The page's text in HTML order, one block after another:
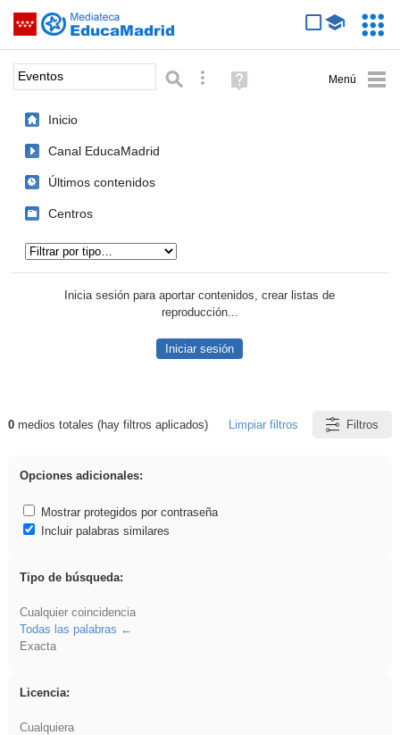
Saltar navegación
Palabra o frase: Búsqueda avanzada
Ayuda
(en
Inicio
Canal EducaMadrid
Últimos contenidos
Centros
Inicia sesión para aportar contenidos, crear listas de
reproducción...
Iniciar sesión
Resultados de: Eventos
0medios totales (hay filtros aplicados) Limpiar filtros Filtros
Opciones adicionales:
Mostrar protegidos por contraseña
Incluir palabras similares
Tipo de búsqueda:
Cualquier coincidencia
Todas las palabras
Exacta
Licencia:
Cualquiera